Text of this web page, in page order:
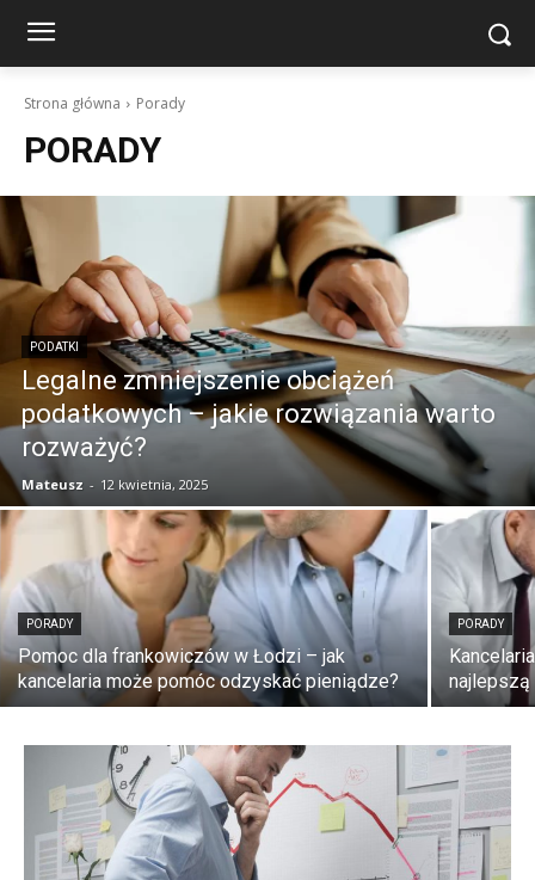
Strona główna Porady
PORADY
PODATKI
Legalne zmniejszenie obciążeń
podatkowych – jakie rozwiązania warto
rozważyć?
Mateusz - 12 kwietnia, 2025
PORADY
Pomoc dla frankowiczów w Łodzi – jak
kancelaria może pomóc odzyskać pieniądze?
PORADY
najlepszą